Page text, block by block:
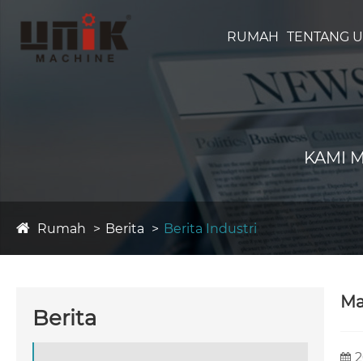
RUMAH TENTANG
KAMI
Rumah Berita Berita Industri
Berita